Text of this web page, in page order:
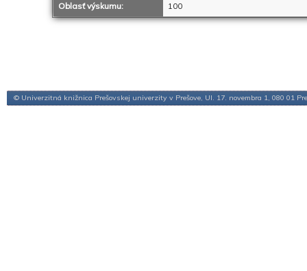
Oblasť výskumu: 100
© Univerzitná knižnica Prešovskej univerzity v Prešove, Ul. 17. novembra 1, 080 01